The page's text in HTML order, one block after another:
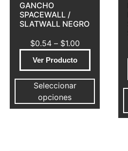
GANCHO
SPACEWALL /
SLATWALL NEGRO
$0.54– $1.00
Ver Producto
Seleccionar
opciones